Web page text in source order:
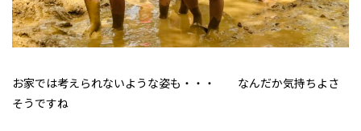
お家では考えられないような姿も・・・ なんだか気持ちよさ
そうですね